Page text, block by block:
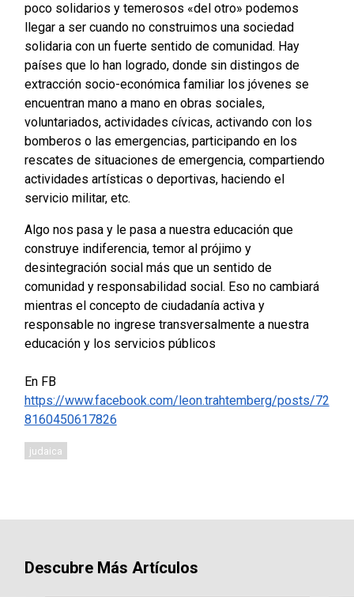
poco solidarios y temerosos «del otro» podemos
llegar a ser cuando no construimos una sociedad
solidaria con un fuerte sentido de comunidad. Hay
países que lo han logrado, donde sin distingos de
extracción socio-económica familiar los jóvenes se
encuentran mano a mano en obras sociales,
voluntariados, actividades cívicas, activando con los
bomberos o las emergencias, participando en los
rescates de situaciones de emergencia, compartiendo
actividades artísticas o deportivas, haciendo el
servicio militar, etc.
Algo nos pasa y le pasa a nuestra educación que
construye indiferencia, temor al prójimo y
desintegración social más que un sentido de
comunidad y responsabilidad social. Eso no cambiará
mientras el concepto de ciudadanía activa y
responsable no ingrese transversalmente a nuestra
educación y los servicios públicos
En FB
https://www.facebook.com/leon.trahtemberg/posts/72
8160450617826
judaica
Descubre Más Artículos